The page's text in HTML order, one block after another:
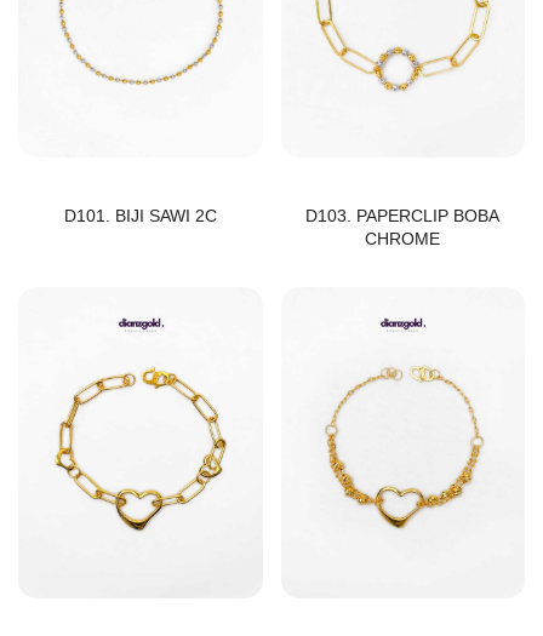
D101. BIJI SAWI 2C
D103. PAPERCLIP BOBA
CHROME